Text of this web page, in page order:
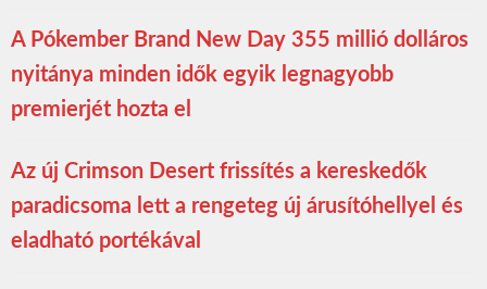
A Pókember Brand New Day 355 millió dolláros
nyitánya minden idők egyik legnagyobb
premierjét hozta el
Az új Crimson Desert frissítés a kereskedők
paradicsoma lett a rengeteg új árusítóhellyel és
eladható portékával